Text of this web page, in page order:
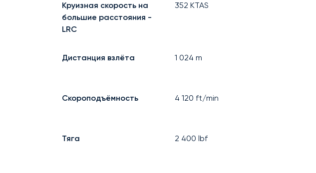
Круизная скорость на
большие расстояния -
LRC
352 KTAS
Дистанция взлёта 1 024 m
Скороподъёмность 4 120 ft/min
Тяга 2 400 lbf